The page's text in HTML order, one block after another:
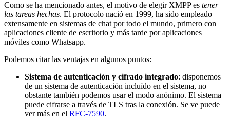
Como se ha mencionado antes, el motivo de elegir XMPP es tener
las tareas hechas. El protocolo nació en 1999, ha sido empleado
extensamente en sistemas de chat por todo el mundo, primero con
aplicaciones cliente de escritorio y más tarde por aplicaciones
móviles como Whatsapp.
Podemos citar las ventajas en algunos puntos:
Sistema de autenticación y cifrado integrado: disponemos
de un sistema de autenticación incluído en el sistema, no
obstante también podemos usar el modo anónimo. El sistema
puede cifrarse a través de TLS tras la conexión. Se ve puede
ver más en el RFC-7590.